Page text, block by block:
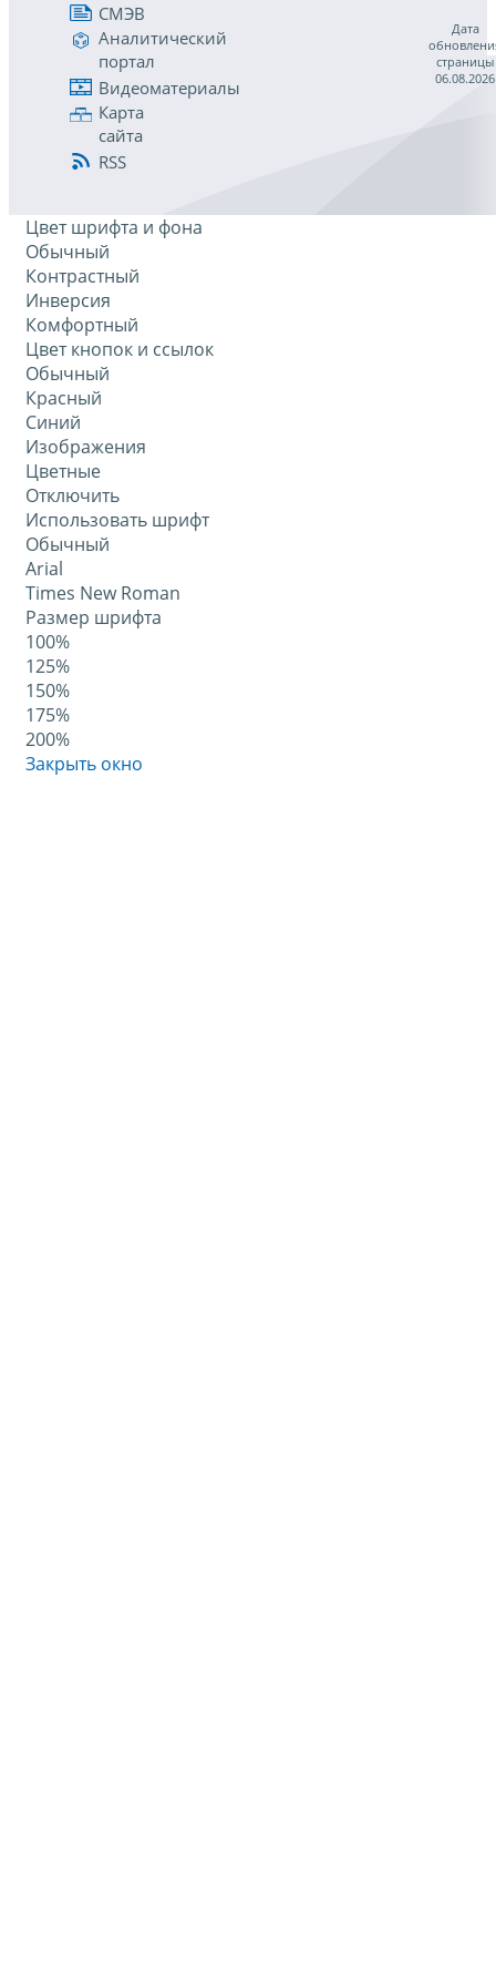
СМЭВ
Аналитический
портал
Видеоматериалы
Карта
сайта
RSS
Дата
страницы
06.08.2026
Цвет шрифта и фона
Обычный
Контрастный
Инверсия
Комфортный
Цвет кнопок и ссылок
Обычный
Красный
Синий
Изображения
Цветные
Отключить
Использовать шрифт
Обычный
Arial
Times New Roman
Размер шрифта
100%
125%
150%
175%
200%
Закрыть окно